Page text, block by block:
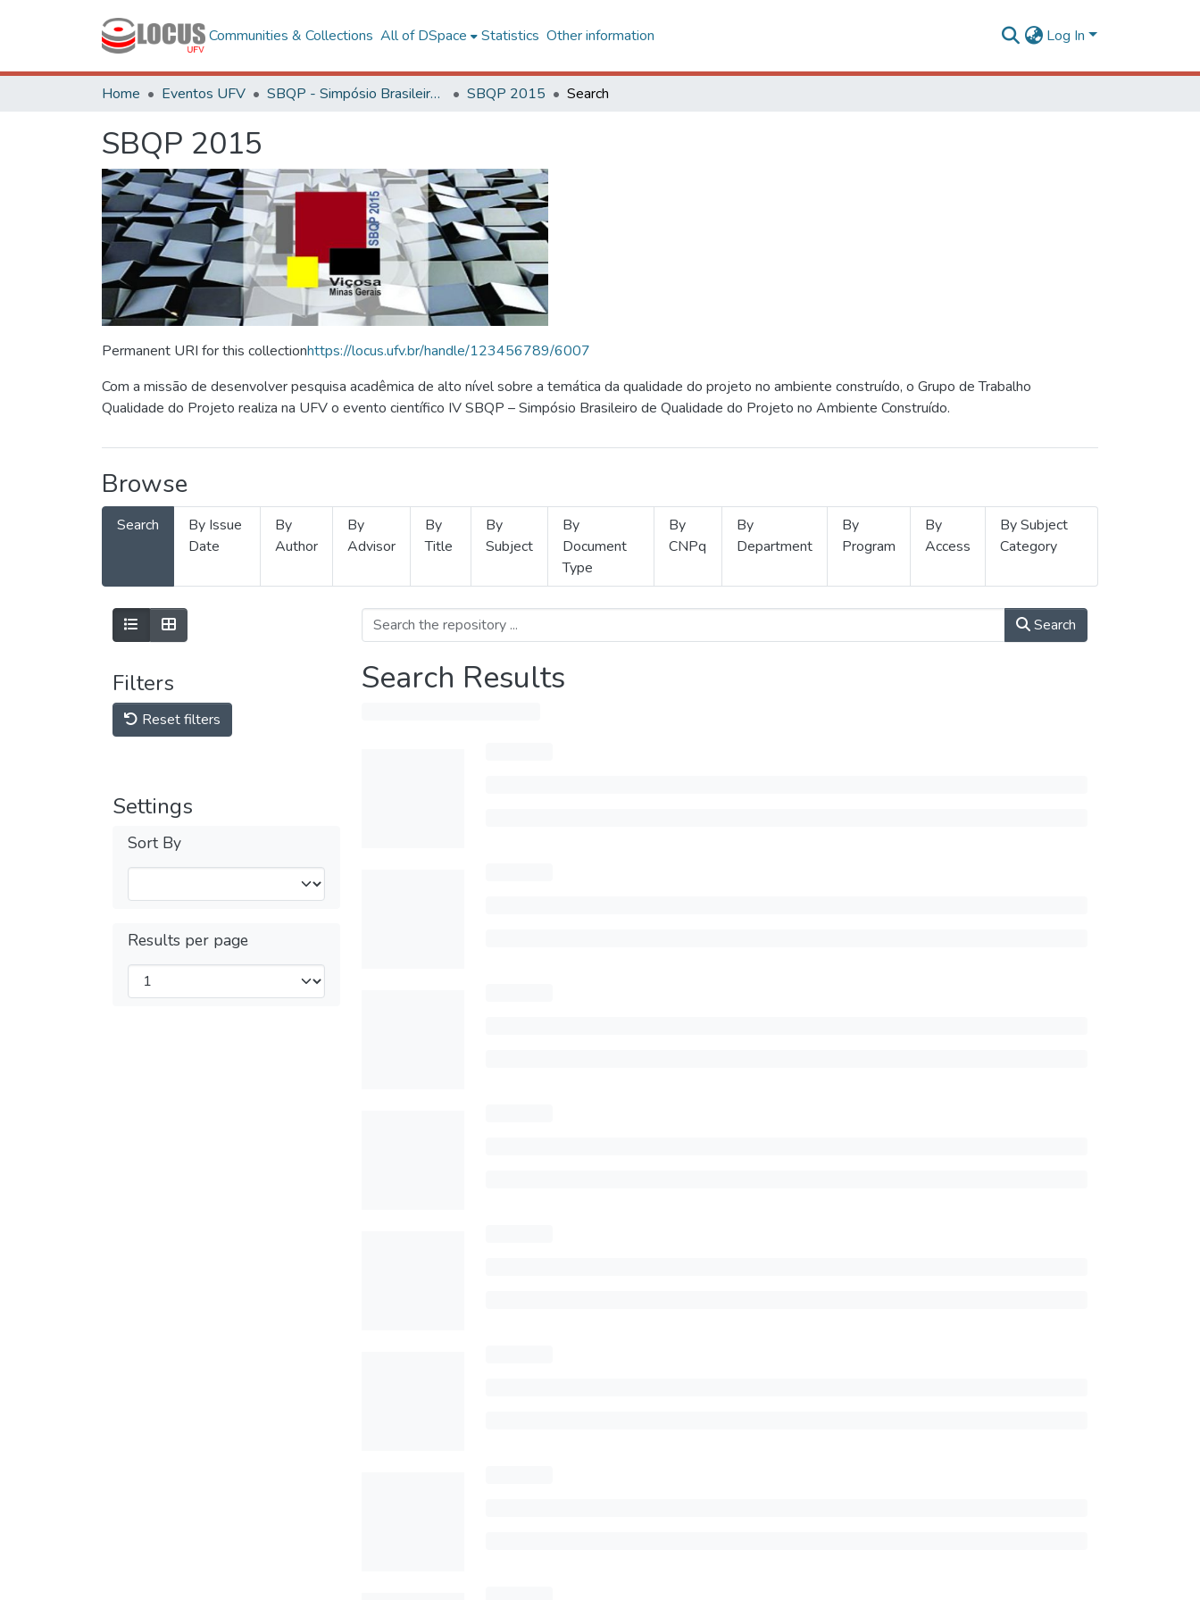
Communities & Collections All of DSpace Statistics Other information Log In
Home Eventos UFV SBQP - Simpósio Brasileiro de Qualidade do Projeto no Ambiente Construído SBQP 2015 Search
SBQP 2015
Permanent URI for this collectionhttps://locus.ufv.br/handle/123456789/6007
Com a missão de desenvolver pesquisa acadêmica de alto nível sobre a temática da qualidade do projeto no ambiente construído, o Grupo de Trabalho
Qualidade do Projeto realiza na UFV o evento científico IV SBQP – Simpósio Brasileiro de Qualidade do Projeto no Ambiente Construído.
Browse
Search
By Issue
Date
By
Author
By
Advisor
By
Title
By
Subject
By
Document
Type
By
CNPq
By
Department
By
Program
By
Access
By Subject
Category
Filters
Reset filters
Settings
Sort By
Results per page
Search
Search Results